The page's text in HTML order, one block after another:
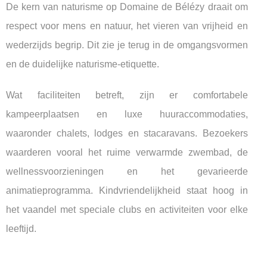
De kern van naturisme op Domaine de Bélézy draait om
respect voor mens en natuur, het vieren van vrijheid en
wederzijds begrip. Dit zie je terug in de omgangsvormen
en de duidelijke naturisme-etiquette.
Wat faciliteiten betreft, zijn er comfortabele
kampeerplaatsen en luxe huuraccommodaties,
waaronder chalets, lodges en stacaravans. Bezoekers
waarderen vooral het ruime verwarmde zwembad, de
wellnessvoorzieningen en het gevarieerde
animatieprogramma. Kindvriendelijkheid staat hoog in
het vaandel met speciale clubs en activiteiten voor elke
leeftijd.